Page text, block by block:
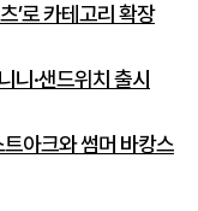
’로 카테고리 확장
니·샌드위치 출시
아크와 썸머 바캉스